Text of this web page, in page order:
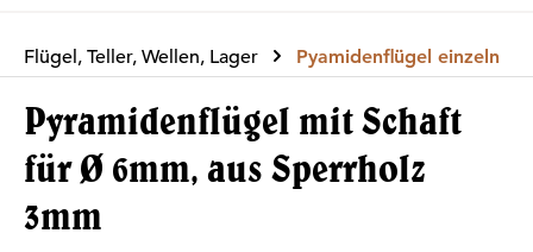
Flügel, Teller, Wellen, Lager Pyamidenflügel einzeln
Pyramidenflügel mit Schaft
für Ø 6mm, aus Sperrholz
3mm